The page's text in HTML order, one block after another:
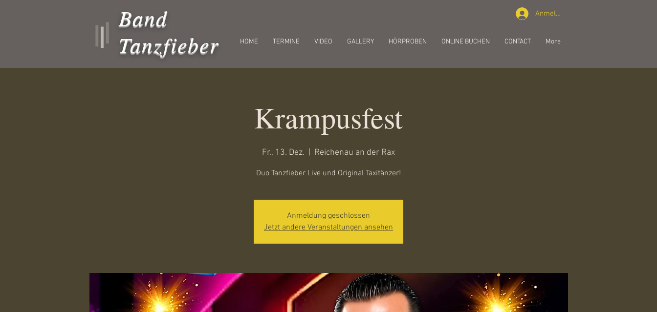
Band
Tanzfieber
Anmelden
HOME TERMINE VIDEO GALLERY HÖRPROBEN ONLINE BUCHEN CONTACT More
Krampusfest
Fr., 13. Dez. Reichenau an der Rax
Duo Tanzfieber Live und Original Taxitänzer!
Anmeldung geschlossen
Jetzt andere Veranstaltungen ansehen